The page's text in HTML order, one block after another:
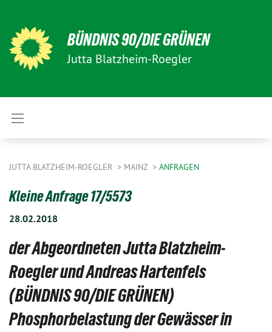
BÜNDNIS 90/DIE GRÜNEN
Jutta Blatzheim-Roegler
JUTTA BLATZHEIM-ROEGLER MAINZ ANFRAGEN
Kleine Anfrage 17/5573
28.02.2018
der Abgeordneten Jutta Blatzheim-
Roegler und Andreas Hartenfels
(BÜNDNIS 90/DIE GRÜNEN)
Phosphorbelastung der Gewässer in